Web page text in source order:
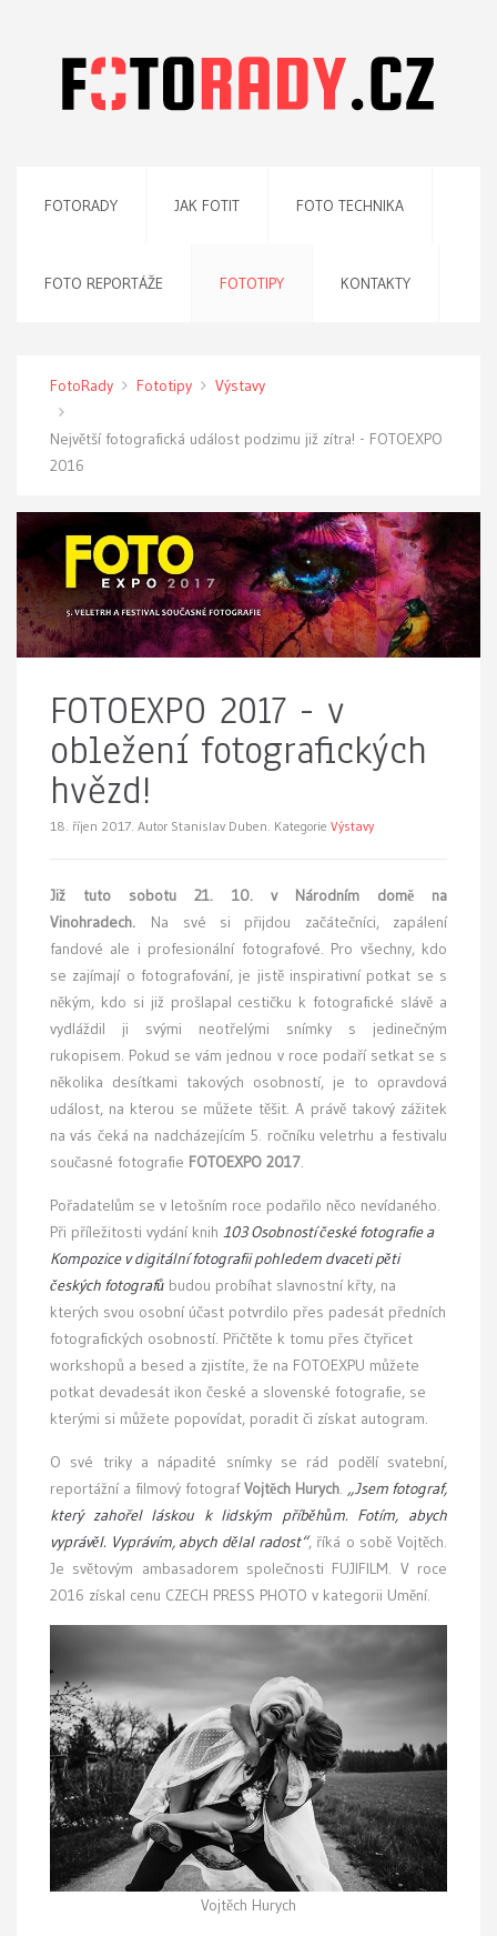
FOTORADY JAK FOTIT FOTO TECHNIKA
FOTO REPORTÁŽE FOTOTIPY KONTAKTY
FotoRady Fototipy Výstavy
Největší fotografická událost podzimu již zítra! - FOTOEXPO
2016
FOTOEXPO 2017 - v
obležení fotografických
hvězd!
18. říjen 2017. Autor Stanislav Duben. Kategorie Výstavy
Již tuto sobotu 21. 10. v Národním domě na
Vinohradech. Na své si přijdou začátečníci, zapálení
fandové ale i profesionální fotografové. Pro všechny, kdo
se zajímají o fotografování, je jistě inspirativní potkat se s
někým, kdo si již prošlapal cestičku k fotografické slávě a
vydláždil ji svými neotřelými snímky s jedinečným
rukopisem. Pokud se vám jednou v roce podaří setkat se s
několika desítkami takových osobností, je to opravdová
událost, na kterou se můžete těšit. A právě takový zážitek
na vás čeká na nadcházejícím 5. ročníku veletrhu a festivalu
současné fotografie FOTOEXPO 2017.
Pořadatelům se v letošním roce podařilo něco nevídaného.
Při příležitosti vydání knih 103 Osobností české fotografie a
Kompozice v digitální fotografii pohledem dvaceti pěti
českých fotografů budou probíhat slavnostní křty, na
kterých svou osobní účast potvrdilo přes padesát předních
fotografických osobností. Přičtěte k tomu přes čtyřicet
workshopů a besed a zjistíte, že na FOTOEXPU můžete
potkat devadesát ikon české a slovenské fotografie, se
kterými si můžete popovídat, poradit či získat autogram.
O své triky a nápadité snímky se rád podělí svatební,
reportážní a filmový fotografVojtěch Hurych. „Jsem fotograf,
který zahořel láskou k lidským příběhům. Fotím, abych
vyprávěl. Vyprávím, abych dělal radost“, říká o sobě Vojtěch.
Je světovým ambasadorem společnosti FUJIFILM. V roce
2016 získal cenu CZECH PRESS PHOTO v kategorii Umění.
Vojtěch Hurych